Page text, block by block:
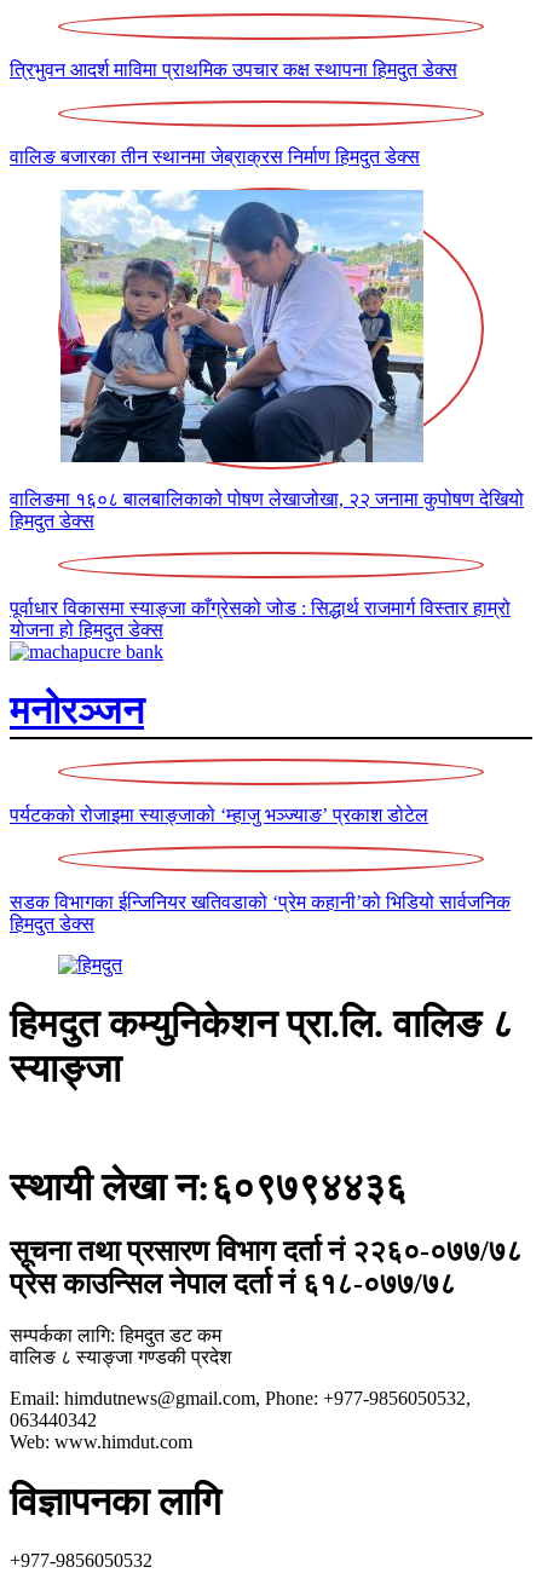
त्रिभुवन आदर्श माविमा प्राथमिक उपचार कक्ष स्थापना हिमदुत डेक्स
वालिङ बजारका तीन स्थानमा जेब्राक्रस निर्माण हिमदुत डेक्स
वालिङमा १६०८ बालबालिकाको पोषण लेखाजोखा, २२ जनामा कुपोषण देखियो
हिमदुत डेक्स
पूर्वाधार विकासमा स्याङ्जा काँग्रेसको जोड : सिद्धार्थ राजमार्ग विस्तार हाम्रो
योजना हो हिमदुत डेक्स
मनोरञ्जन
पर्यटकको रोजाइमा स्याङ्जाको ‘म्हाजु भञ्ज्याङ’ प्रकाश डोटेल
सडक विभागका ईन्जिनियर खतिवडाको ‘प्रेम कहानी’को भिडियो सार्वजनिक
हिमदुत डेक्स
हिमदुत कम्युनिकेशन प्रा.लि. वालिङ ८
स्याङ्जा
स्थायी लेखा न:६०९७९४४३६
सूचना तथा प्रसारण विभाग दर्ता नं २२६०-०७७/७८
प्रेस काउन्सिल नेपाल दर्ता नं ६१८-०७७/७८
सम्पर्कका लागि: हिमदुत डट कम
वालिङ ८ स्याङ्जा गण्डकी प्रदेश
Email: himdutnews@gmail.com, Phone: +977-9856050532,
063440342
Web: www.himdut.com
विज्ञापनका लागि
+977-9856050532